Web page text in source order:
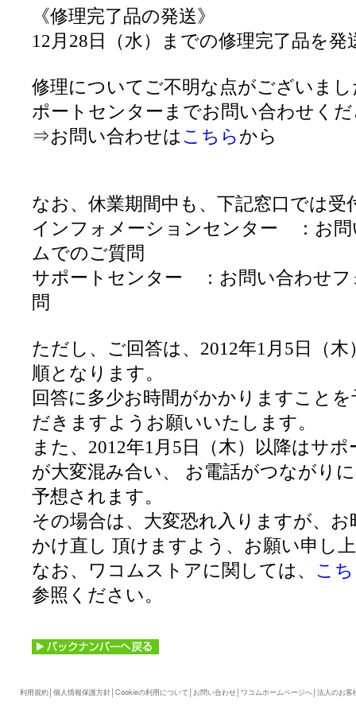
《修理完了品の発送》
12月28日（水）までの修理完了品を発
修理についてご不明な点がございま
ポートセンターまでお問い合わせく
⇒お問い合わせはこちらから
なお、休業期間中も、下記窓口では受
インフォメーションセンター ：お問
ムでのご質問
サポートセンター ：お問い合わせフ
問
ただし、ご回答は、2012年1月5日（
順となります。
回答に多少お時間がかかりますこと
だきますようお願いいたします。
また、2012年1月5日（木）以降はサ
が大変混み合い、 お電話がつながり
予想されます。
その場合は、大変恐れ入りますが、
かけ直し 頂けますよう、お願い申し
なお、ワコムストアに関しては、 こ
参照ください。
利用規約│ 個人情報保護方針│ Cookieの利用について │ お問い合わせ│ ワコムホームページへ│ 法人のお客